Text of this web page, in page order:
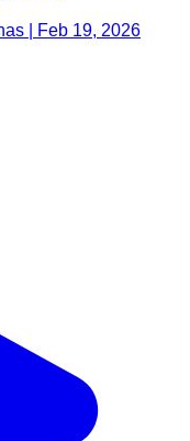
| Feb 19, 2026